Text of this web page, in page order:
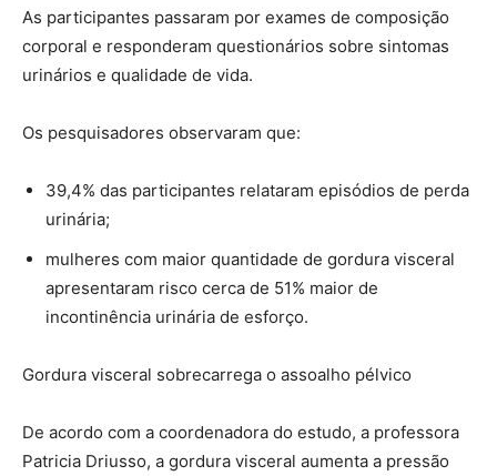
As participantes passaram por exames de composição
corporal e responderam questionários sobre sintomas
urinários e qualidade de vida.
Os pesquisadores observaram que:
39,4% das participantes relataram episódios de perda
urinária;
mulheres com maior quantidade de gordura visceral
apresentaram risco cerca de 51% maior de
incontinência urinária de esforço.
Gordura visceral sobrecarrega o assoalho pélvico
De acordo com a coordenadora do estudo, a professora
Patricia Driusso, a gordura visceral aumenta a pressão